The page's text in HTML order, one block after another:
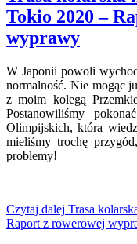
Tokio 2020 –
wyprawy
W Japonii powoli
normalność. Nie mogąc
z moim kolegą
Postanowiliśmy
Olimpijskich, która
mieliśmy trochę
problemy!
Czytaj dalej Trasa
Raport z rowerowej